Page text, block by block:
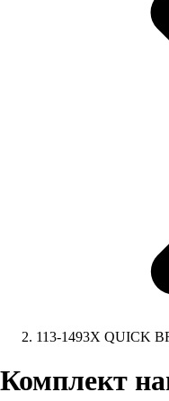
113-1493X QUICK
Комплект